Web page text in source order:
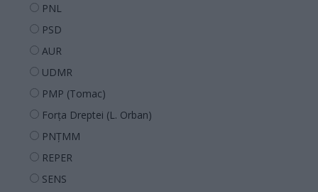
PNL
PSD
AUR
UDMR
PMP (Tomac)
Forța Dreptei (L. Orban)
PNȚMM
REPER
SENS